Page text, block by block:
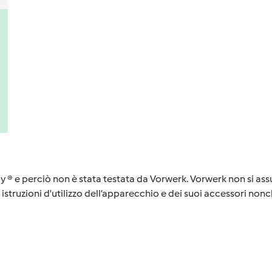
e perciò non è stata testata da Vorwerk. Vorwerk non si
d'utilizzo dell’apparecchio e dei suoi accessori